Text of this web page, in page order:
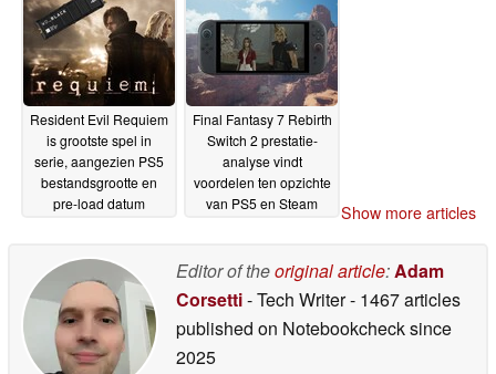
Resident Evil Requiem
is grootste spel in
serie, aangezien PS5
bestandsgrootte en
pre-load datum
Final Fantasy 7 Rebirth
Switch 2 prestatie-
analyse vindt
voordelen ten opzichte
van PS5 en Steam
Show more articles
Editor of theoriginal article:Adam
Corsetti- Tech Writer- 1467 articles
published on Notebookchecksince
2025